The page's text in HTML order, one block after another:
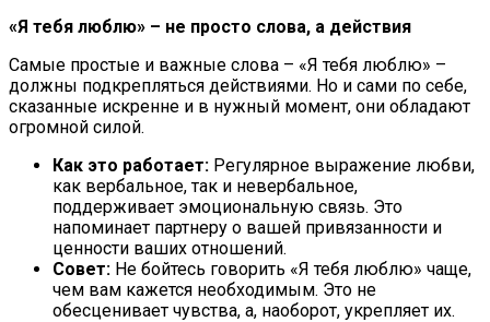
«Я тебя люблю» – не просто слова, а действия
Самые простые и важные слова – «Я тебя люблю» –
должны подкрепляться действиями. Но и сами по себе,
сказанные искренне и в нужный момент, они обладают
огромной силой.
Как это работает: Регулярное выражение любви,
как вербальное, так и невербальное,
поддерживает эмоциональную связь. Это
напоминает партнеру о вашей привязанности и
ценности ваших отношений.
Совет: Не бойтесь говорить «Я тебя люблю» чаще,
чем вам кажется необходимым. Это не
обесценивает чувства, а, наоборот, укрепляет их.